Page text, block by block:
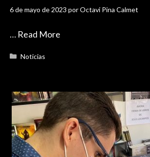
6 de mayo de 2023 porOctavi Pina Calmet
… Read More
Categorías
Noticias